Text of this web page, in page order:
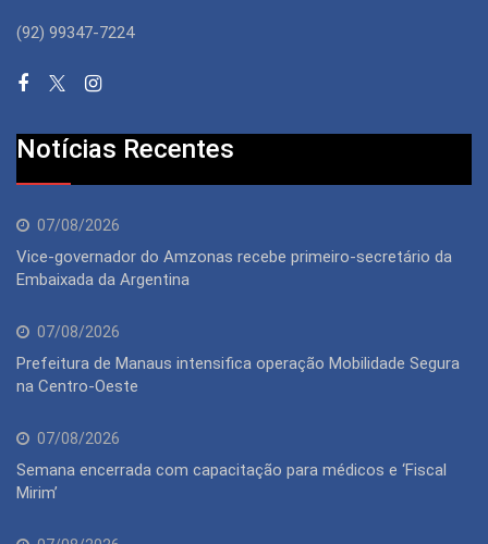
(92) 99347-7224
Notícias Recentes
07/08/2026
Vice-governador do Amzonas recebe primeiro-secretário da
Embaixada da Argentina
07/08/2026
Prefeitura de Manaus intensifica operação Mobilidade Segura
na Centro-Oeste
07/08/2026
Semana encerrada com capacitação para médicos e ‘Fiscal
Mirim’